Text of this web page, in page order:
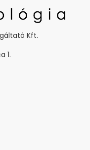
Kft.
1.